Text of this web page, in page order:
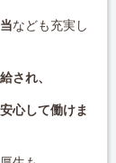
なども充実し
され、
心して働けま